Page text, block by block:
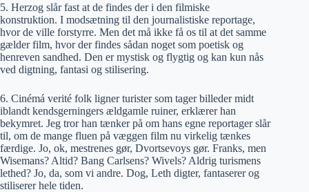
5. Herzog slår fast at de findes der i den filmiske
konstruktion. I modsætning til den journalistiske reportage,
hvor de ville forstyrre. Men det må ikke få os til at det samme
gælder film, hvor der findes sådan noget som poetisk og
henreven sandhed. Den er mystisk og flygtig og kan kun nås
ved digtning, fantasi og stilisering.
6. Cinémá verité folk ligner turister som tager billeder midt
iblandt kendsgerningers ældgamle ruiner, erklærer han
bekymret. Jeg tror han tænker på om hans egne reportager slår
til, om de mange fluen på væggen film nu virkelig tænkes
færdige. Jo, ok, mestrenes gør, Dvortsevoys gør. Franks, men
Wisemans? Altid? Bang Carlsens? Wivels? Aldrig turismens
lethed? Jo, da, som vi andre. Dog, Leth digter, fantaserer og
stiliserer hele tiden.